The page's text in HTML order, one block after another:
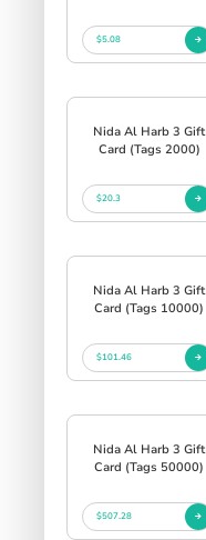
$5.08
Nida Al Harb 3 Gift
Card (Tags 2000)
$20.3
Nida Al Harb 3 Gift
Card (Tags 10000)
$101.46
Nida Al Harb 3 Gift
Card (Tags 50000)
$507.28